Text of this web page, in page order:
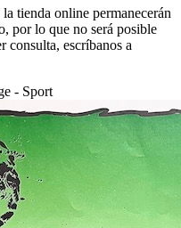
tienda online permanecerán
por lo que no será posible
consulta, escríbanos a
- Sport